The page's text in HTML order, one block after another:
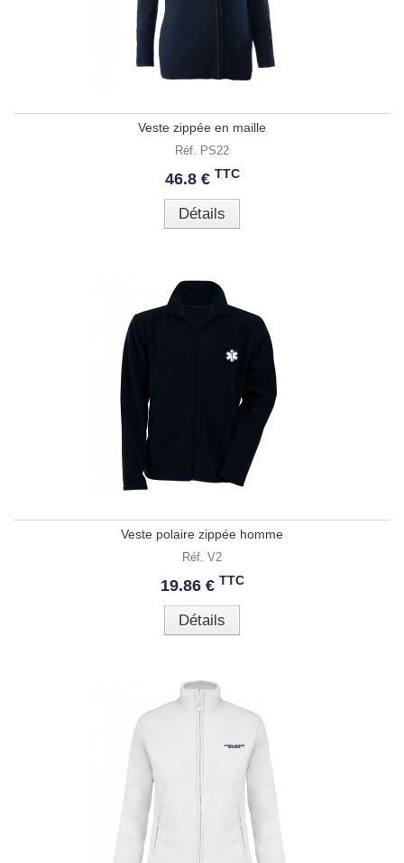
Veste zippée en maille
Réf. PS22
46.8 € TTC
Détails
Veste polaire zippée homme
Réf. V2
19.86 € TTC
Détails